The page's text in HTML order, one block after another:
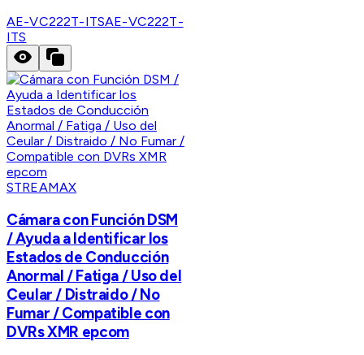
AE-VC222T-ITSAE-VC222T-
ITS
STREAMAX
Cámara con Función DSM
/ Ayuda a Identificar los
Estados de Conducción
Anormal / Fatiga / Uso del
Ceular / Distraido / No
Fumar / Compatible con
DVRs XMR epcom